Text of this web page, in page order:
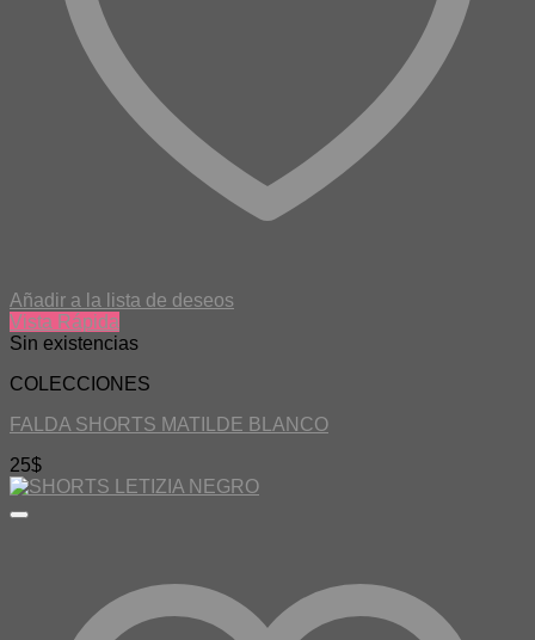
Añadir a la lista de deseos
Vista Rápida
Sin existencias
COLECCIONES
FALDA SHORTS MATILDE BLANCO
25$